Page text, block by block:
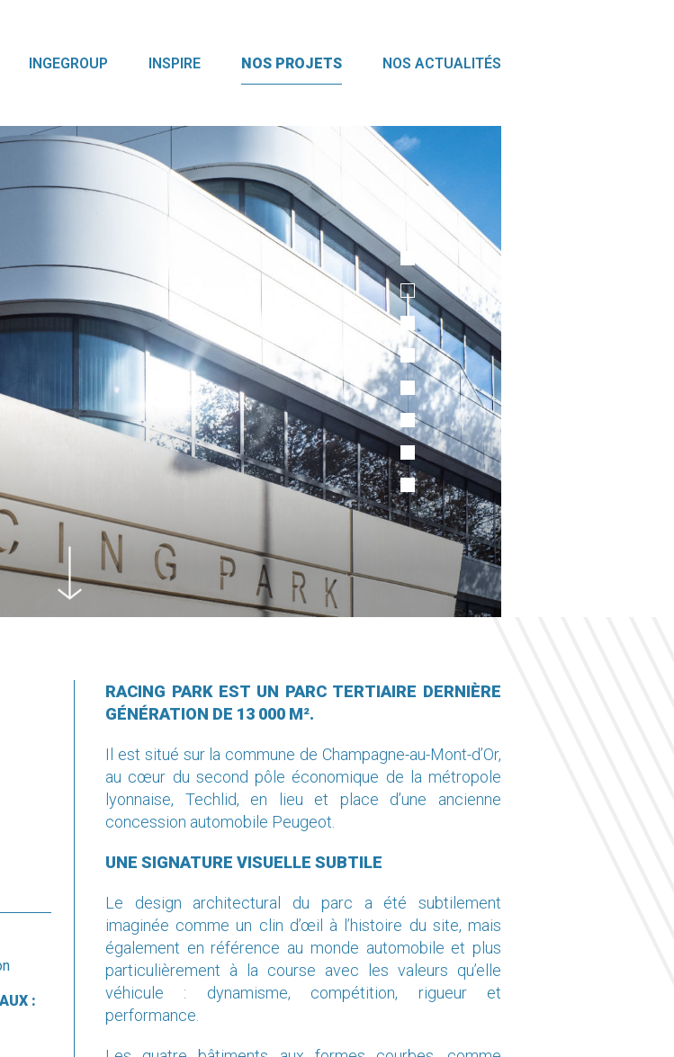
INGEGROUP INSPIRE NOS PROJETS NOS ACTUALITÉS
:
(69)
Il est situé sur la commune de Champagne-au-Mont-d’Or,
lyonnaise, Techlid, en lieu et place d’une ancienne
concession automobile Peugeot.
UNE SIGNATURE VISUELLE SUBTILE
Le design architectural du parc a été subtilement
également en référence au monde automobile et plus
particulièrement à la course avec les valeurs qu’elle
véhicule : dynamisme, compétition, rigueur et
performance.
Les quatre bâtiments aux formes courbes, comme